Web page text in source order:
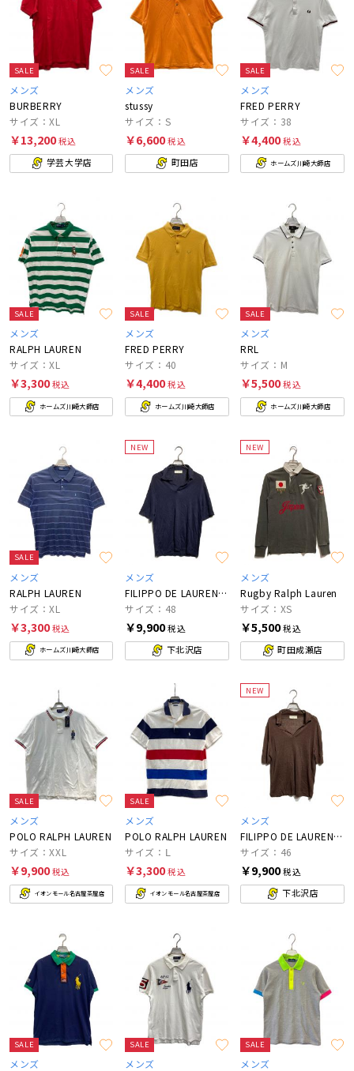
SALE
メンズ
BURBERRY
サイズ：XL
￥13,200税込
学芸大学店
SALE
メンズ
stussy
サイズ：S
￥6,600税込
町田店
SALE
メンズ
FRED PERRY
サイズ：38
￥4,400税込
ホームズ川崎大師店
SALE
メンズ
RALPH LAUREN
サイズ：XL
￥3,300税込
ホームズ川崎大師店
SALE
メンズ
FRED PERRY
サイズ：40
￥4,400税込
ホームズ川崎大師店
SALE
メンズ
RRL
サイズ：M
￥5,500税込
ホームズ川崎大師店
SALE
メンズ
RALPH LAUREN
サイズ：XL
￥3,300税込
ホームズ川崎大師店
NEW
メンズ
FILIPPO DE LAURENTIIS
サイズ：48
￥9,900税込
下北沢店
NEW
メンズ
Rugby Ralph Lauren
サイズ：XS
￥5,500税込
町田成瀬店
SALE
メンズ
POLO RALPH LAUREN
サイズ：XXL
￥9,900税込
イオンモール名古屋茶屋店
SALE
メンズ
POLO RALPH LAUREN
サイズ：Ⅼ
￥3,300税込
イオンモール名古屋茶屋店
NEW
メンズ
FILIPPO DE LAURENTIIS
サイズ：46
￥9,900税込
下北沢店
SALE
メンズ
SALE
メンズ
SALE
メンズ